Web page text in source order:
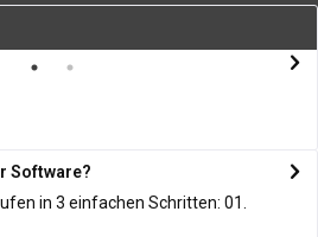
Software?
in 3 einfachen Schritten: 01.